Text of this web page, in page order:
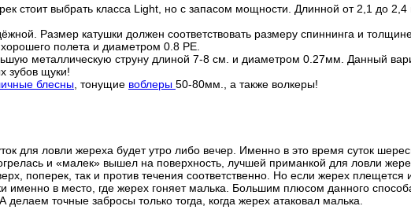
стоит выбрать класса Light, но с запасом мощности. Длинной от 2,1 до 2,4
Размер катушки должен соответствовать размеру спиннинга и
полета и диаметром 0.8 PE.
металлическую струну длиной 7-8 см. и диаметром 0.27мм. Данный
зубов щуки!
блесны, тонущие воблеры 50-80мм., а также волкеры!
для ловли жереха будет утро либо вечер. Именно в это время суток
и «малек» вышел на поверхность, лучшей приманкой для ловли
поперек, так и против течения соответственно. Но если жерех
именно в место, где жерех гоняет малька. Большим плюсом данного
точные забросы только тогда, когда жерех атаковал малька.